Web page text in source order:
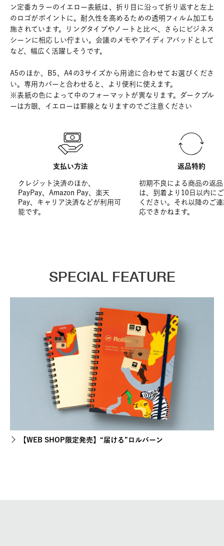
ン定番カラーのイエロー表紙は、折り目に沿って折り返すと左上
のロゴがポイントに。耐久性を高めるための透明フィルム加工も
施されています。リングタイプやノートと比べ、さらにビジネス
シーンに相応しい佇まい。会議のメモやアイディアパッドとして
など、幅広く活躍しそうです。
A5のほか、B5、A4の3サイズから用途に合わせてお選びくださ
い。専用カバーと合わせると、より便利に使えます。
※表紙の色によって中のフォーマットが異なります。ダークブル
ーは方眼、イエローは罫線となりますのでご注意ください
支払い方法
クレジット決済のほか、
PayPay、Amazon Pay、楽天
Pay、キャリア決済などが利用可
能です。
返品特約
初期不良による商品の返
は、到着より10日以内に
ください。それ以降のご
応できかねます。
SPECIAL FEATURE
【WEB SHOP限定発売】“届ける”ロルバーン